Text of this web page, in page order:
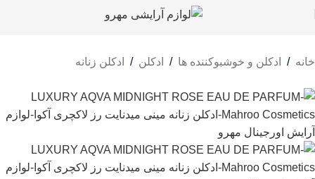
خانه / ادکلن و خوشبوکننده ها / ادکلن / ادکلن زنانه